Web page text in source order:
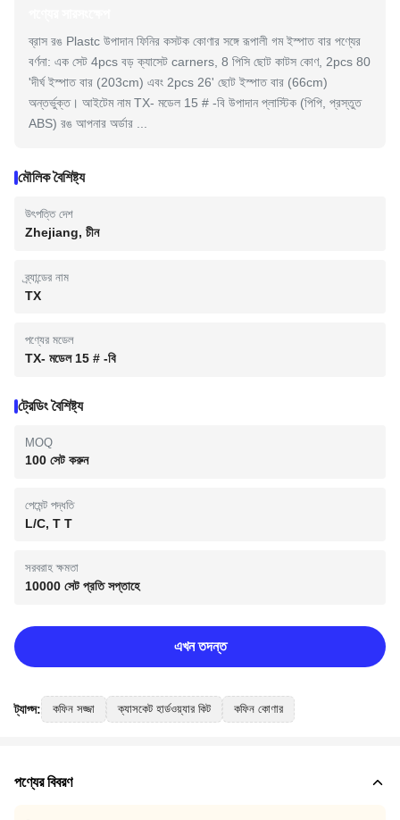
ব্রাস রঙ Plastc উপাদান ফিনির কসটক কোণার সঙ্গে রূপালী গম ইস্পাত বার পণ্যের
বর্ণনা: এক সেট 4pcs বড় ক্যাসেট carners, 8 পিসি ছোট কাটস কোণ, 2pcs 80
'দীর্ঘ ইস্পাত বার (203cm) এবং 2pcs 26' ছোট ইস্পাত বার (66cm)
অন্তর্ভুক্ত। আইটেম নাম TX- মডেল 15 # -বি উপাদান প্লাস্টিক (পিপি, প্রস্তুত
ABS) রঙ আপনার অর্ডার ...
মৌলিক বৈশিষ্ট্য
উৎপত্তি দেশ
Zhejiang, চীন
ব্র্যান্ডের নাম
TX
পণ্যের মডেল
TX- মডেল 15 # -বি
ট্রেডিং বৈশিষ্ট্য
MOQ
100 সেট করুন
পেমেন্ট পদ্ধতি
L/C, T T
সরবরাহ ক্ষমতা
10000 সেট প্রতি সপ্তাহে
এখন তদন্ত
ট্যাগ্স: কফিন সজ্জা ক্যাসকেট হার্ডওয়্যার কিট কফিন কোণার
পণ্যের বিবরণ